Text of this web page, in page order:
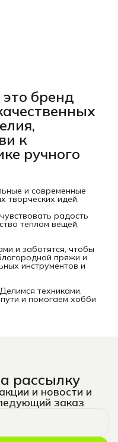
бренд
к
ручного
и современные
творческих идей.
радость
теплом вещей,
и заботятся, чтобы
пряжи и
инструментов и
техниками.
и помогаем хобби
рассылку
и новости и
заказ